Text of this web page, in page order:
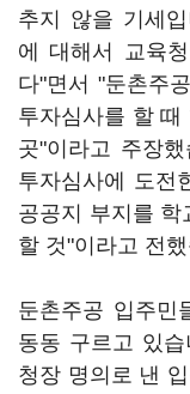
추지 않을 기세
에 대해서 교육
다"면서 "둔촌주
투자심사를 할
곳"이라고 주장
투자심사에 도전
공공지 부지를
할 것"이라고 전
둔촌주공 입주민
동동 구르고 있
청장 명의로 낸